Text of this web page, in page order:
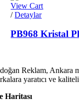
View Cart
/ Detaylar
PB968 Kristal
Reklam, Ankara
yaratıcı ve
Haritası